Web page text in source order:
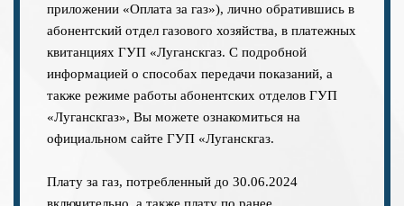
приложении «Оплата за газ»), лично обратившись в
абонентский отдел газового хозяйства, в платежных
квитанциях ГУП «Луганскгаз. С подробной
информацией о способах передачи показаний, а
также режиме работы абонентских отделов ГУП
«Луганскгаз», Вы можете ознакомиться на
официальном сайте ГУП «Луганскгаз.
Плату за газ, потребленный до 30.06.2024